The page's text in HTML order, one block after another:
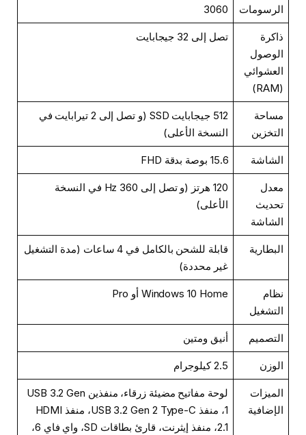
الرسومات
3060
ذاكرة
الوصول
العشوائي
(RAM)
تصل إلى 32 جيجابايت
مساحة
التخزين
512 جيجابايت SSD (و تصل إلى 2 تيرابايت في
النسخة الأعلى)
الشاشة 15.6 بوصة بدقة FHD
معدل
تحديث
الشاشة
120 هرتز (و تصل إلى 360 Hz في النسخة
الأعلى)
البطارية
قابلة للشحن بالكامل في 4 ساعات (مدة التشغيل
غير محددة)
نظام
التشغيل
Windows 10 Home أو Pro
التصميم أنيق ومتين
الوزن 2.5 كيلوجرام
الميزات
الإضافية
لوحة مفاتيح مضيئة زرقاء، منفذين USB 3.2 Gen
1، منفذ USB 3.2 Gen 2 Type-C، منفذ HDMI
2.1، منفذ إيثرنت، قارئ بطاقات SD، واي فاي 6،